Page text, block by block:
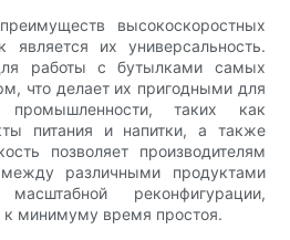
высокоскоростных
является их универсальность.
работы с бутылками самых
что делает их пригодными для
промышленности, таких как
питания и напитки, а также
позволяет производителям
между различными продуктами
реконфигурации,
минимуму время простоя.